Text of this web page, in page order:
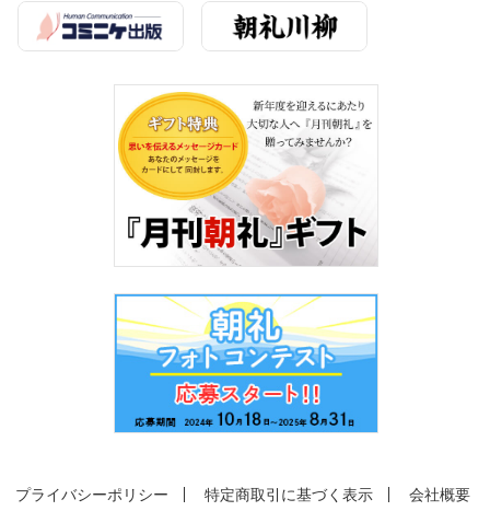
プライバシーポリシー 特定商取引に基づく表示 会社概要